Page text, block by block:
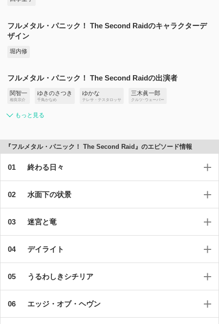
フルメタル・パニック！ The Second Raidのキャラクターデ
ザイン
堀内修
フルメタル・パニック！ The Second Raidの出演者
関智一
相良宗介
ゆきのさつき
千鳥かなめ
ゆかな
テレサ・テスタロッサ
三木眞一郎
クルツ･ウェーバー
もっと見る
『フルメタル・パニック！ The Second Raid』のエピソード情報
終わる日々
水面下の状景
迷宮と竜
デイライト
うるわしきシチリア
エッジ・オブ・ヘヴン